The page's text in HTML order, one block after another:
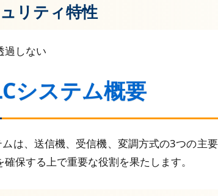
リティ特性
過しない
システム概要
ムは、送信機、受信機、変調方式の3つの主
保する上で重要な役割を果たします。